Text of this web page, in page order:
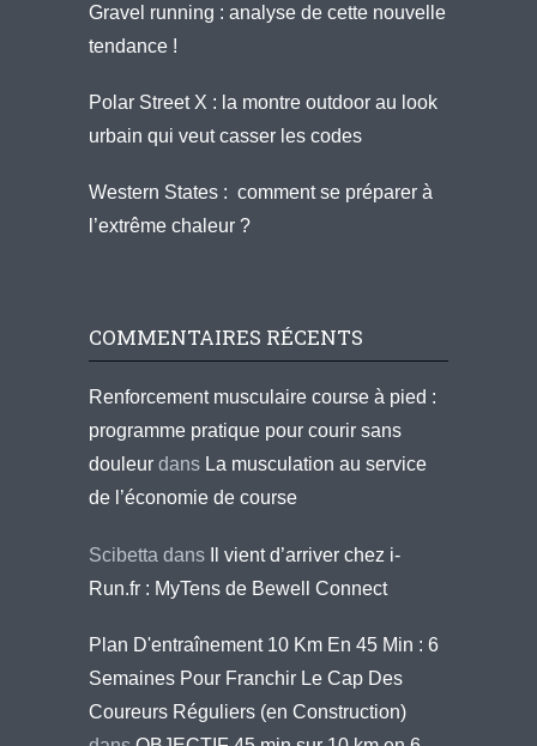
Gravel running : analyse de cette nouvelle
tendance !
Polar Street X : la montre outdoor au look
urbain qui veut casser les codes
Western States : comment se préparer à
l’extrême chaleur ?
COMMENTAIRES RÉCENTS
Renforcement musculaire course à pied :
programme pratique pour courir sans
douleur dans La musculation au service
de l’économie de course
Scibetta dans
Il vient d’arriver chez i-
Run.fr : MyTens de Bewell Connect
Plan D'entraînement 10 Km En 45 Min : 6
Semaines Pour Franchir Le Cap Des
Coureurs Réguliers (en Construction)